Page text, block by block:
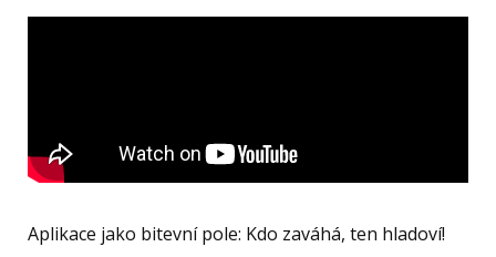
Aplikace jako bitevní pole: Kdo zaváhá, ten hladoví!